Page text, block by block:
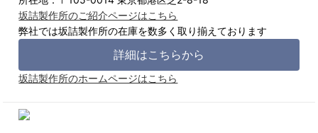
坂詰製作所のご紹介ページはこちら
弊社では坂詰製作所の在庫を数多く取り揃えております
詳細はこちらから
坂詰製作所のホームページはこちら